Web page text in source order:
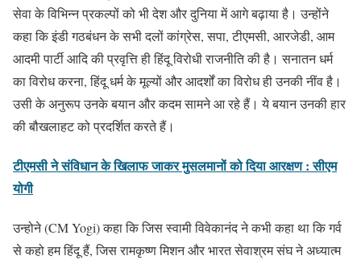
सेवा के विभिन्न प्रकल्पों को भी देश और दुनिया में आगे बढ़ाया है। उन्होंने
कहा कि इंडी गठबंधन के सभी दलों कांग्रेस, सपा, टीएमसी, आरजेडी, आम
आदमी पार्टी आदि की प्रवृत्ति ही हिंदू विरोधी राजनीति की है। सनातन धर्म
का विरोध करना, हिंदू धर्म के मूल्यों और आदर्शों का विरोध ही उनकी नींव है।
उसी के अनुरूप उनके बयान और कदम सामने आ रहे हैं। ये बयान उनकी हार
की बौखलाहट को प्रदर्शित करते हैं।
टीएमसी ने संविधान के खिलाफ जाकर मुसलमानों को दिया आरक्षण : सीएम
योगी
उन्होने (CM Yogi) कहा कि जिस स्वामी विवेकानंद ने कभी कहा था कि गर्व
से कहो हम हिंदू हैं, जिस रामकृष्ण मिशन और भारत सेवाश्रम संघ ने अध्यात्म